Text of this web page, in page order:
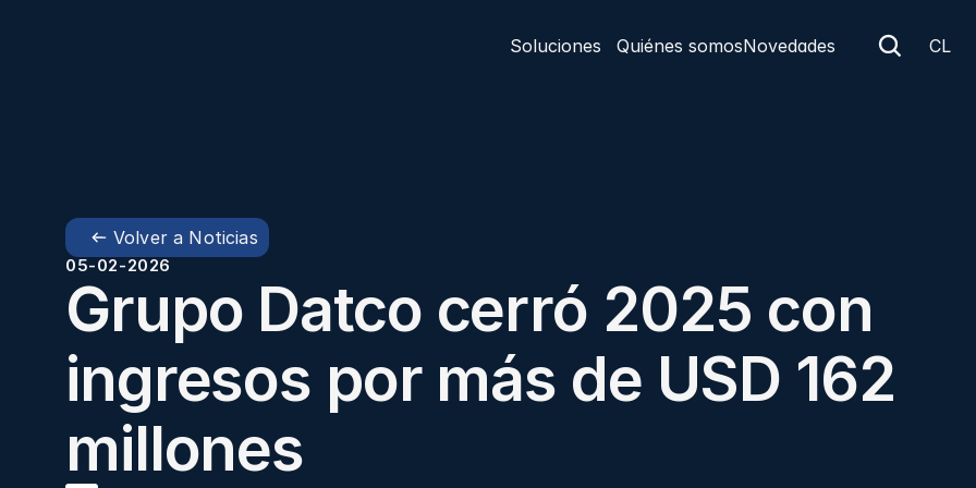
Volver a Noticias
05-02-2026
Grupo Datco cerró 2025 con
ingresos por más de USD 162
millones
Soluciones Quiénes somosNovedades CL